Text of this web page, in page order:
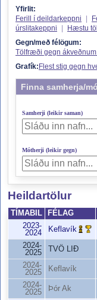
Yfirlit:
Ferill í deildarkeppni
úrslitakeppni
Hæstu
Gegn/með félögum:
Tölfræði gegn
Grafík: Flest stig gegn
Finna samherja/
Samherji (leikir saman)
Mótherji (leikir gegn)
Heildartölur
TÍMABIL FÉLAG
2023-
2024
Keflavík
2024-
2025
TVÖ LIÐ
2024-
2025
Keflavík
2024-
2025
Þór Ak